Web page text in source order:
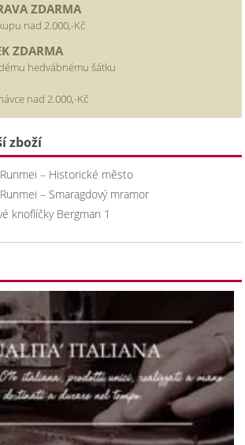
ZDARMA
nad 2.000,-Kč
ZDARMA
hedvábnému šátku
nad 2.000,-Kč
zboží
– Historické město
– Smaragdový mramor
knoflíčky Bergman 1